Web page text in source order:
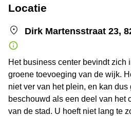
Locatie
Dirk Martensstraat 23,
Het business center bevindt zich
groene toevoeging van de wijk.
niet ver van het plein, en kan
beschouwd als een deel van het
van de stad. U hoeft niet lang te